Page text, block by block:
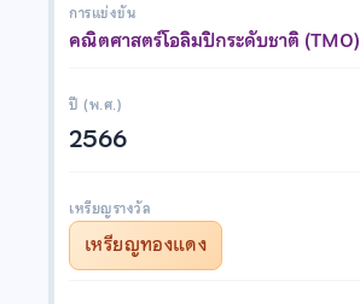
การแข่งขัน
คณิตศาสตร์โอลิมปิกระดับชาติ (TMO)
ปี (พ.ศ.)
2566
เหรียญรางวัล
เหรียญทองแดง